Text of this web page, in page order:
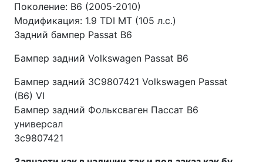
Поколение: B6 (2005-2010)
Модификация: 1.9 TDI MT (105 л.с.)
Задний бампер Passat B6
Бампер задний Volkswagen Passat B6
Бампер задний 3C9807421 Volkswagen Passat
(B6) VI
Бампер задний Фольксваген Пассат B6
универсал
3c9807421